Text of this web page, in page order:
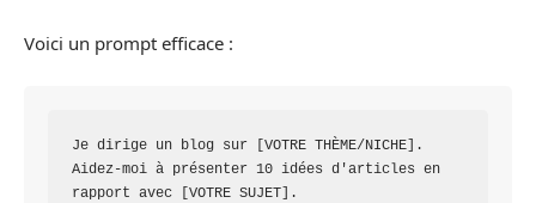
Voici un prompt efficace :
Je dirige un blog sur [VOTRE THÈME/NICHE].
Aidez-moi à présenter 10 idées d'articles en
rapport avec [VOTRE SUJET].